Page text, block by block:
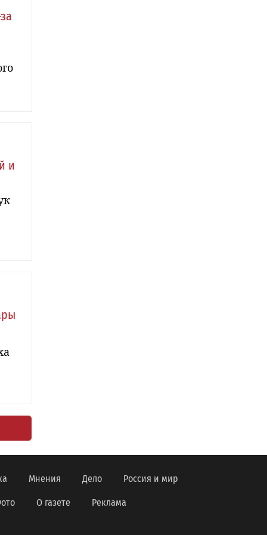
и
Мнения Дело Россия и мир
О газете Реклама